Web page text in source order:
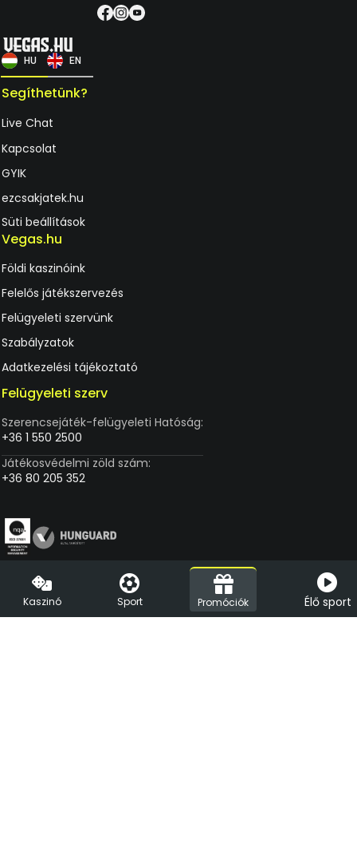
Segíthetünk?
Live Chat
Kapcsolat
GYIK
ezcsakjatek.hu
Süti beállítások
Vegas.hu
Földi kaszinóink
Felelős játékszervezés
Felügyeleti szervünk
Szabályzatok
Adatkezelési tájékoztató
Felügyeleti szerv
Szerencsejáték-felügyeleti Hatóság:
+36 1 550 2500
Játékosvédelmi zöld szám:
+36 80 205 352
HU EN
A Vegas.hu az első, engedéllyel üzemelő online kaszinó
Magyarországon. Üzemeltetője az LVC Diamond Kft. (1088 Budapest,
Rákóczi út 1-3.), amely a felelős játékszervezésről szóló jogszabályoknak
Kaszinó Sport Promóciók Élő sport